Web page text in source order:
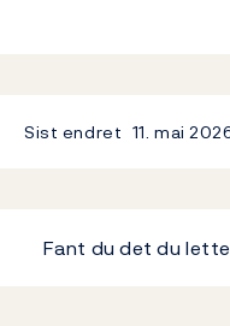
Sist endret 11. mai
Fant du det du